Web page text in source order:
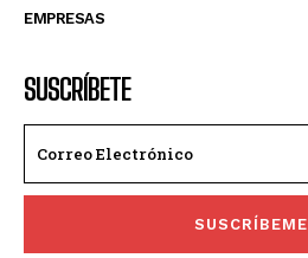
EMPRESAS
SUSCRÍBETE
SUSCRÍBEME